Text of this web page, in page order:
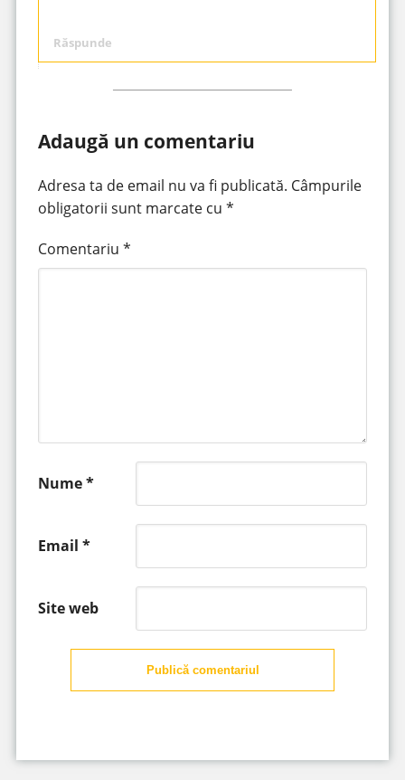
Răspunde
Adaugă un comentariu
Adresa ta de email nu va fi publicată. Câmpurile
obligatorii sunt marcate cu *
Comentariu *
Nume*
Email *
Site web
Publică comentariul